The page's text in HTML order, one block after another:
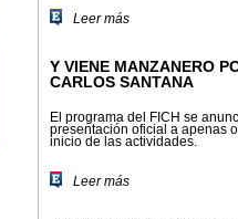
Leer más
Y VIENE MANZANERO
CARLOS SANTANA
El programa del FICH se
presentación oficial a apenas
inicio de las actividades.
Leer más